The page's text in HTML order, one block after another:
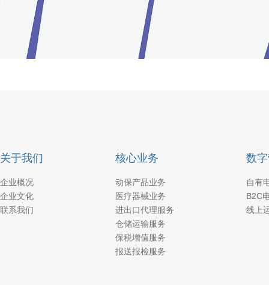
关于我们
企业概况
企业文化
联系我们
核心业务
动保产品业务
医疗器械业务
进出口代理服务
仓储运输服务
保税增值服务
报送报检服务
数
自有
B2C
线上